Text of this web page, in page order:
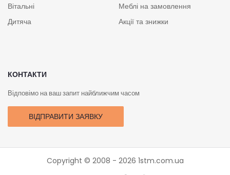
Вітальні
Дитяча
Меблі на замовлення
Акції та знижки
КОНТАКТИ
Відповімо на ваш запит найближчим часом
ВІДПРАВИТИ ЗАЯВКУ
Copyright © 2008 - 2026 1stm.com.ua